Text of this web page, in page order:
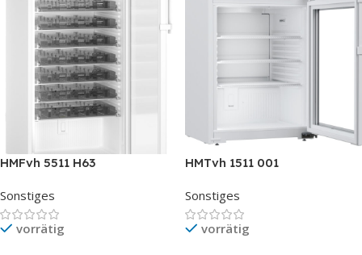
HMFvh 5511 H63
Sonstiges
vorrätig
HMTvh 1511 001
Sonstiges
vorrätig